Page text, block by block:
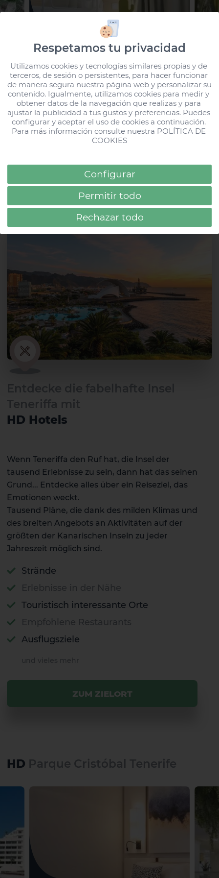
Loading...
Zimmer
Parque Cristóbal
Gran Canaria
Mehr Information
Tenerife
Entdecke die fabelhafte Insel
Teneriffa mit
HD Hotels
Wenn Teneriffa den Ruf hat, die Insel der
tausend Erlebnisse zu sein, dann hat das seinen
Grund... Entdecke alles über ein Reiseziel, das
Emotionen weckt.
Tausend Pläne, die dank des milden Klimas und
des breiten Angebots an Aktivitäten auf der
größten der Kanarischen Inseln zu jeder
Jahreszeit möglich sind.
Strände
Touristisch interessante Orte
Ausflugsziele
ZUM ZIELORT
HD
Alle Stories
Respetamos tu privacidad
Utilizamos cookies y tecnologías similares propias y de
terceros, de sesión o persistentes, para hacer funcionar
de manera segura nuestra página web y personalizar su
contenido. Igualmente, utilizamos cookies para medir y
obtener datos de la navegación que realizas y para
ajustar la publicidad a tus gustos y preferencias. Puedes
configurar y aceptar el uso de cookies a continuación.
Para más información consulte nuestra POLÍTICA DE
COOKIES
Configurar
Permitir todo
Rechazar todo